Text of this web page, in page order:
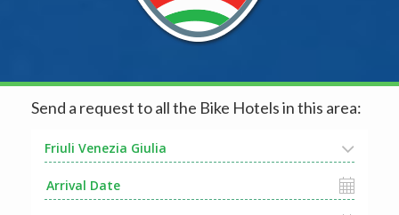
Send a request to all the Bike Hotels in this area:
Friuli Venezia Giulia